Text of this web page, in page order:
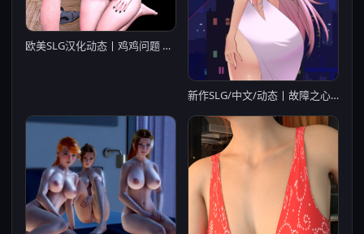
欧美SLG汉化动态丨鸡鸡问题 大球问题 Big Balls Problem v0.7【20240413】
新作SLG/中文/动态丨故障之心 Glitch Hearts 官中步兵版【20260120】